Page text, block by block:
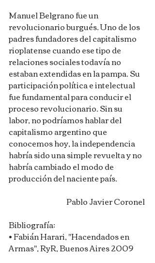
Manuel Belgrano fue un
revolucionario burgués. Uno de los
padres fundadores del capitalismo
rioplatense cuando ese tipo de
relaciones sociales todavía no
estaban extendidas en la pampa. Su
participación política e intelectual
fue fundamental para conducir el
proceso revolucionario. Sin su
labor, no podríamos hablar del
capitalismo argentino que
conocemos hoy, la independencia
habría sido una simple revuelta y no
habría cambiado el modo de
producción del naciente país.
Pablo Javier Coronel
Bibliografía:
• Fabián Harari, "Hacendados en
Armas", RyR, Buenos Aires 2009